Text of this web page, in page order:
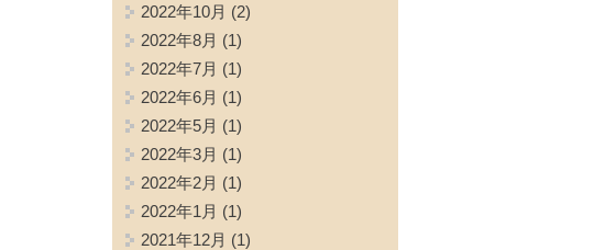
2022年10月 (2)
2022年8月 (1)
2022年7月 (1)
2022年6月 (1)
2022年5月 (1)
2022年3月 (1)
2022年2月 (1)
2022年1月 (1)
2021年12月 (1)